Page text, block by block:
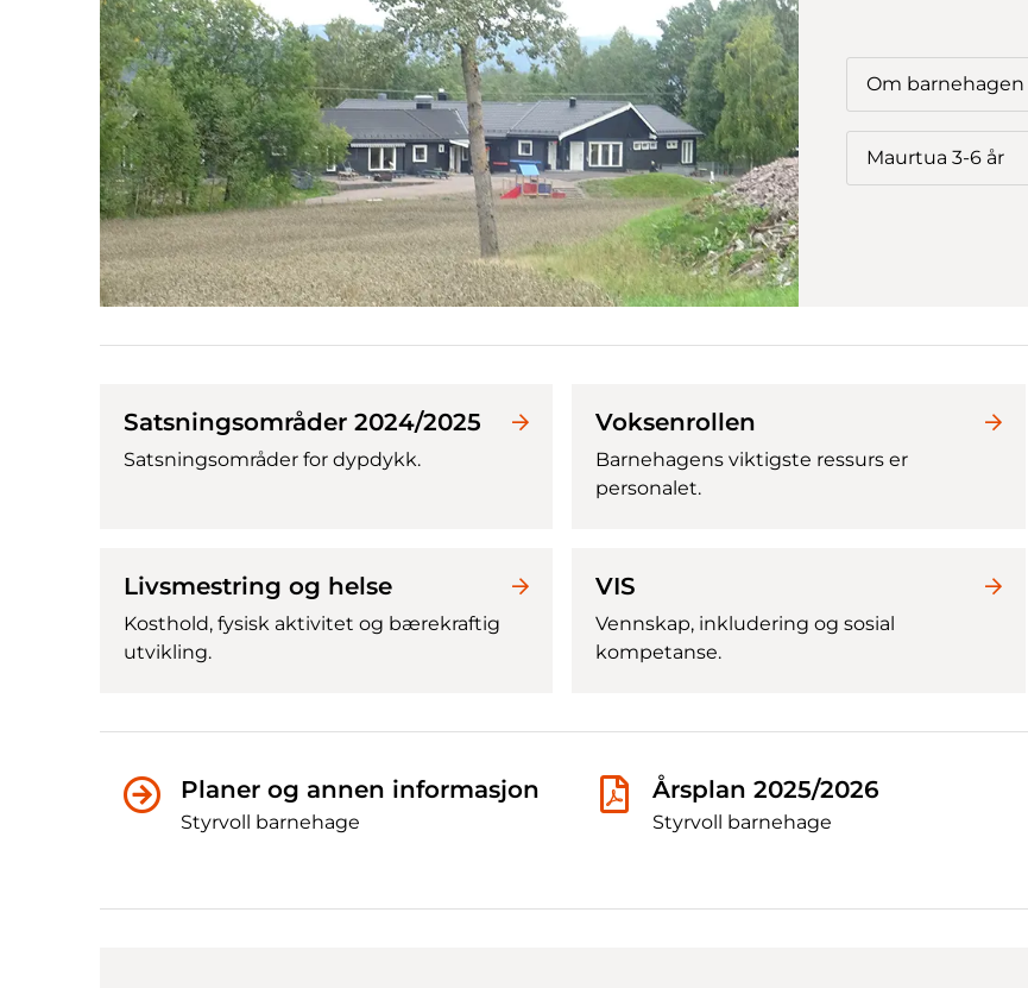
Om barnehagen
Maurtua 3-6 år
Satsningsområder 2024/2025
Satsningsområder for dypdykk.
Voksenrollen
Barnehagens viktigste ressurs er
personalet.
Livsmestring og helse
Kosthold, fysisk aktivitet og bærekraftig
utvikling.
VIS
Vennskap, inkludering og sosial
kompetanse.
Planer og annen informasjon
Styrvoll barnehage
Årsplan 2025/2026
Styrvoll barnehage